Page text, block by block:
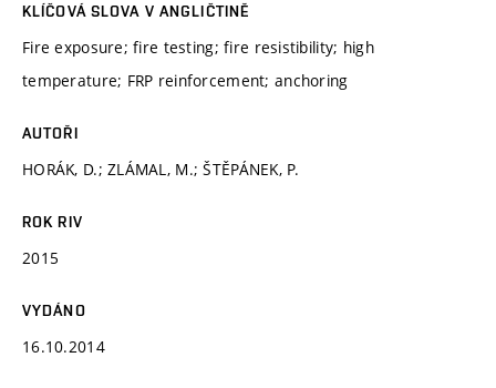
KLÍČOVÁ SLOVA V ANGLIČTINĚ
Fire exposure; fire testing; fire resistibility; high
temperature; FRP reinforcement; anchoring
AUTOŘI
HORÁK, D.; ZLÁMAL, M.; ŠTĚPÁNEK, P.
ROK RIV
2015
VYDÁNO
16.10.2014